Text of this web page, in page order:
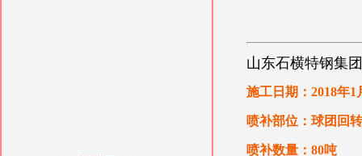
山东石横特钢集团
施工日期：2018年1
喷补部位：球团回
喷补数量：80吨